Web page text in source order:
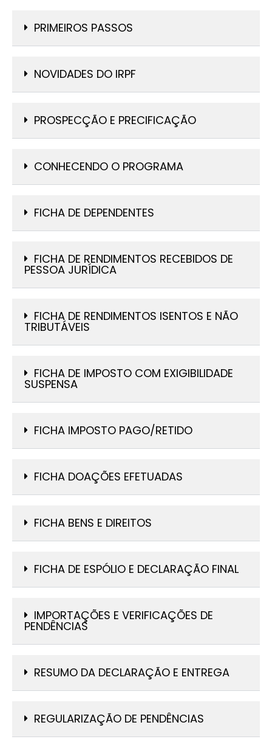
PRIMEIROS PASSOS
NOVIDADES DO IRPF
PROSPECÇÃO E PRECIFICAÇÃO
CONHECENDO O PROGRAMA
FICHA DE DEPENDENTES
FICHA DE RENDIMENTOS RECEBIDOS DE
PESSOA JURÍDICA
FICHA DE RENDIMENTOS ISENTOS E NÃO
TRIBUTÁVEIS
FICHA DE IMPOSTO COM EXIGIBILIDADE
SUSPENSA
FICHA IMPOSTO PAGO/RETIDO
FICHA DOAÇÕES EFETUADAS
FICHA BENS E DIREITOS
FICHA DE ESPÓLIO E DECLARAÇÃO FINAL
IMPORTAÇÕES E VERIFICAÇÕES DE
PENDÊNCIAS
RESUMO DA DECLARAÇÃO E ENTREGA
REGULARIZAÇÃO DE PENDÊNCIAS